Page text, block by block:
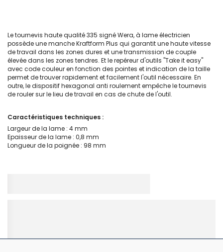
Le tournevis haute qualité 335 signé Wera, à lame électricien
possède une manche Kraftform Plus qui garantit une haute vitesse
de travail dans les zones dures et une transmission de couple
élevée dans les zones tendres. Et le repéreur d'outils ''Take it easy''
avec code couleur en fonction des pointes et indication de la taille
permet de trouver rapidement et facilement l'outil nécessaire. En
outre, le dispositif hexagonal anti roulement empêche le tournevis
de rouler sur le lieu de travail en cas de chute de l'outil.
Caractéristiques techniques :
Largeur de la lame : 4 mm
Epaisseur de la lame : 0,8 mm
Longueur de la poignée : 98 mm